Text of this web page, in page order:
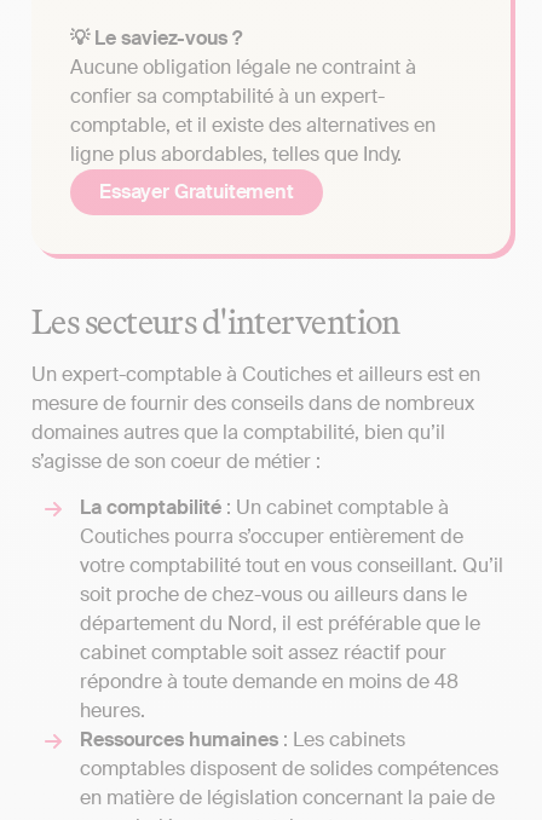
💡 Le saviez-vous ?
Aucune obligation légale ne contraint à
confier sa comptabilité à un expert-
comptable, et il existe des alternatives en
ligne plus abordables, telles que Indy.
Essayer Gratuitement
Les secteurs d'intervention
Un expert-comptable à Coutiches et ailleurs est en
mesure de fournir des conseils dans de nombreux
domaines autres que la comptabilité, bien qu’il
s’agisse de son coeur de métier :
La comptabilité : Un cabinet comptable à
Coutiches pourra s’occuper entièrement de
votre comptabilité tout en vous conseillant. Qu’il
soit proche de chez-vous ou ailleurs dans le
département du Nord, il est préférable que le
cabinet comptable soit assez réactif pour
répondre à toute demande en moins de 48
heures.
Ressources humaines : Les cabinets
comptables disposent de solides compétences
en matière de législation concernant la paie de